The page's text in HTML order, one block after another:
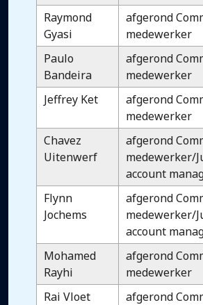
Raymond
Gyasi
afgerond
medewerker
Paulo
Bandeira
afgerond
medewerker
Jeffrey Ket
afgerond
medewerker
Chavez
Uitenwerf
afgerond
medewerker/
account
Flynn
Jochems
afgerond
medewerker/
account
Mohamed
Rayhi
afgerond
medewerker
Rai Vloet
afgerond